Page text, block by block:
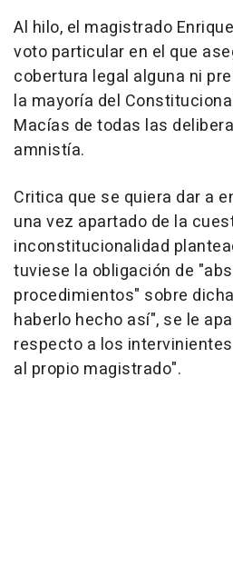
Al hilo, el magistrado
voto particular en el que
cobertura legal alguna ni
la mayoría del
Macías de todas las
amnistía.
Critica que se quiera dar a
una vez apartado de la
inconstitucionalidad
tuviese la obligación de
procedimientos" sobre
haberlo hecho así", se le
respecto a los
al propio magistrado".